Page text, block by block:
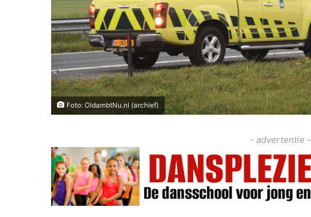
Foto: OldambtNu.nl (archief)
- advertentie -